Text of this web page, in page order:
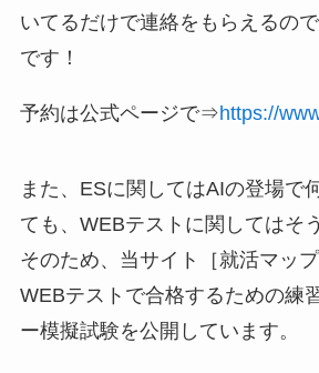
いてるだけで連絡をもらえるの
です！
予約は公式ページで⇒https://
また、ESに関してはAIの登場で
ても、WEBテストに関してはそ
そのため、当サイト［就活マッ
WEBテストで合格するための練
ー模擬試験を公開しています。